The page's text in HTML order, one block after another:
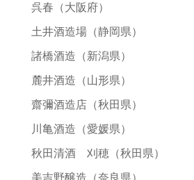
呉春 （大阪府）
土井酒造場（静岡県）
諸橋酒造 （新潟県）
麓井酒造 （山形県）
齋彌酒造店（秋田県）
川亀酒造 （愛媛県）
秋田清酒 刈穂（秋田県）
美吉野醸造 （奈良県）